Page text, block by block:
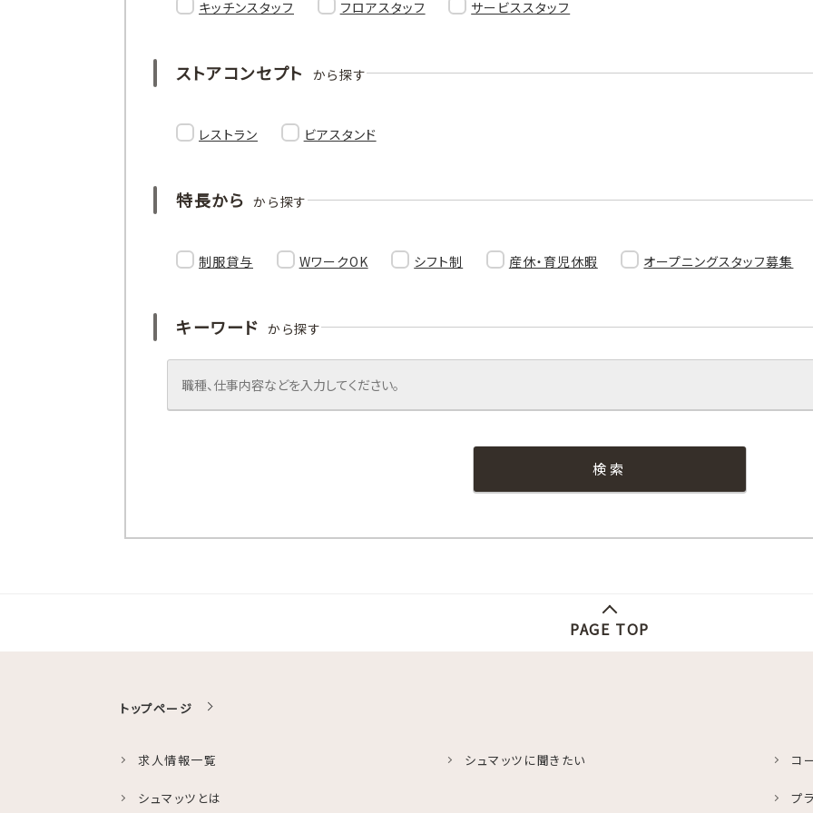
キッチンスタッフ フロアスタッフ サービススタッフ
ストアコンセプト から探す
レストラン ビアスタンド
特長から から探す
制服貸与 WワークOK シフト制 産休・育児休暇 オープニングスタッフ募集
キーワード から探す
PAGE TOP
トップページ
求人情報一覧
シュマッツとは
シュマッツに聞きたい コ
プ